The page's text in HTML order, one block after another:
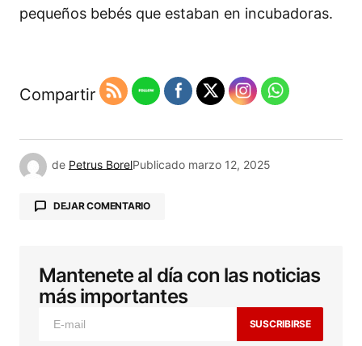
pequeños bebés que estaban en incubadoras.
Compartir
de Petrus BorelPublicado marzo 12, 2025
DEJAR COMENTARIO
Tu dirección de correo electrónico no será
publicada. Los campos obligatorios están
marcados con *
Mantenete al día con las noticias
más importantes
SUSCRIBIRSE